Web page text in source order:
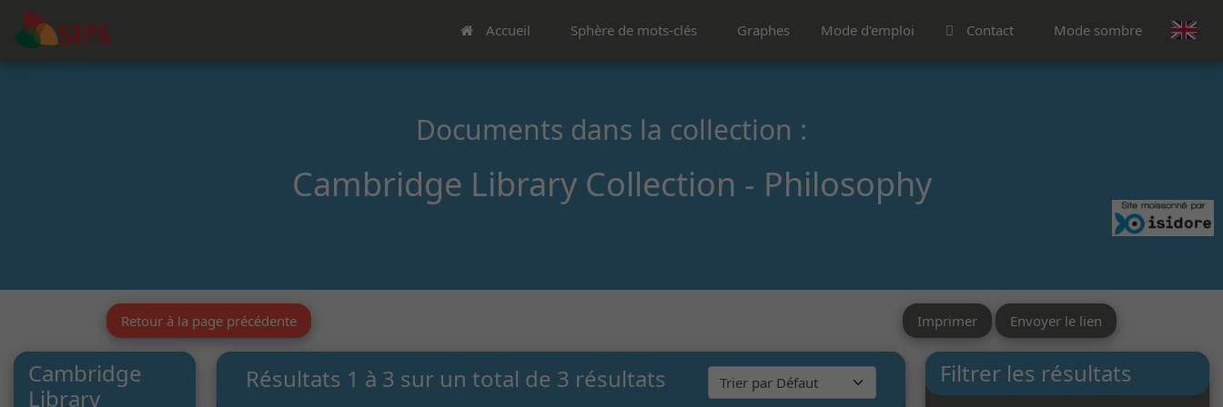
Accueil Sphère de mots-clés Graphes Mode d'emploi Contact Mode sombre
Documents dans la collection :
Cambridge Library Collection - Philosophy
Retour à la page précédente Imprimer Envoyer le lien
Cambridge
Library
Résultats 1 à 3 sur un total de 3 résultats Filtrer les résultats